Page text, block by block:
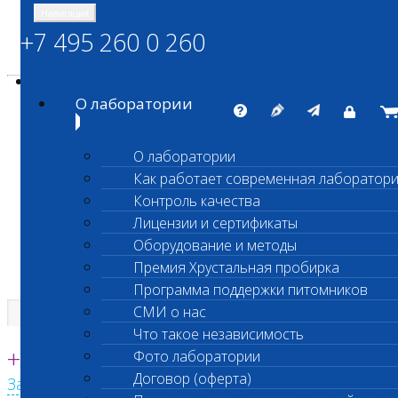
ШАНС БИО
Независимая ветеринарная лаборатория
Единая круглосуточная справочная
+7 495 260 0 260
Заказать звонок с сайта
+7 495 260 0 260
О лаборатории
О лаборатории
Как работает современная
Контроль качества
Лицензии и сертификаты
Оборудование и методы
Премия Хрустальная пробирка
Программа поддержки питомников
СМИ о нас
Что такое независимость
Фото лаборатории
Договор (оферта)